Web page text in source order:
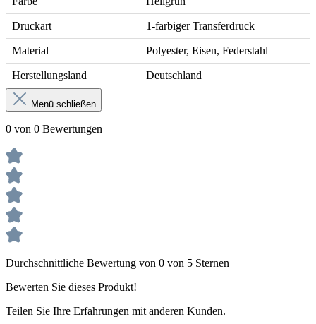
Druckart 1-farbiger Transferdruck
Material Polyester, Eisen, Federstahl
Herstellungsland Deutschland
Menü schließen
0 von 0 Bewertungen
Durchschnittliche Bewertung von 0 von 5 Sternen
Bewerten Sie dieses Produkt!
Teilen Sie Ihre Erfahrungen mit anderen Kunden.